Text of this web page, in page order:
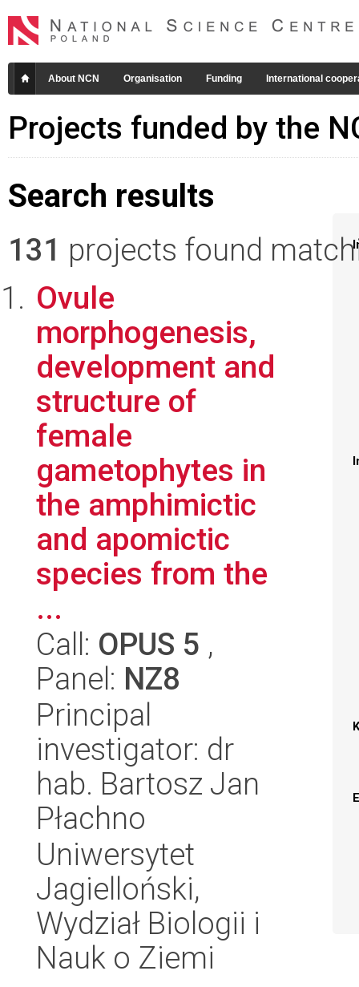
About NCN Organisation Funding International
Projects funded by the
Search results
131 projects found
Ovule
morphogenesis,
development and
structure of
female
gametophytes in
the amphimictic
and apomictic
species from the
...
Call: OPUS 5 ,
Panel: NZ8
Principal
investigator: dr
hab. Bartosz Jan
Płachno
Uniwersytet
Jagielloński,
Wydział Biologii i
Nauk o Ziemi